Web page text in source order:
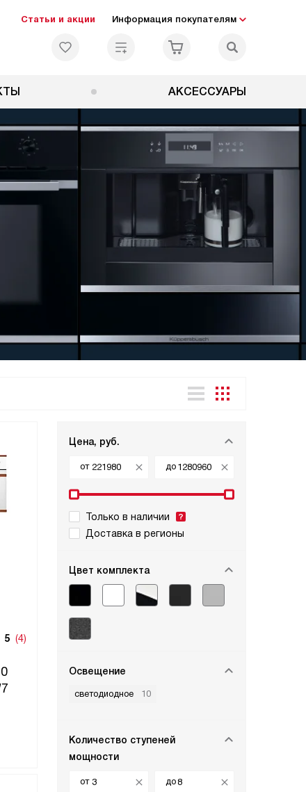
Статьи и акции Информация покупателям
АКСЕССУАРЫ
Цена, руб.
от до
Только в наличии
Доставка в регионы
Цвет комплекта
Освещение
светодиодное 10
Количество ступеней
мощности
от до
5 (4)